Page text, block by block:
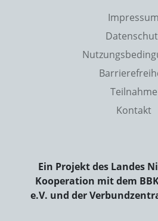
Impressum
Teilnahme
Kontakt
Ein Projekt des Landes
Kooperation mit dem
e.V. und der